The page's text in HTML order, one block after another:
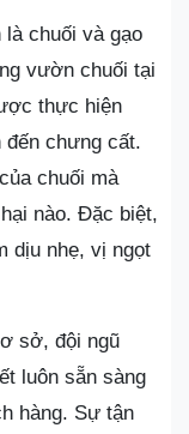
chuối và gạo
vườn chuối tại
thực hiện
đến chưng cất.
chuối mà
nào. Đặc biệt,
dịu nhẹ, vị ngọt
sở, đội ngũ
luôn sẵn sàng
hàng. Sự tận